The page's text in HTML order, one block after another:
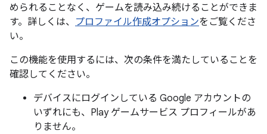
められることなく、ゲームを読み込み続けることができま
す。詳しくは、 プロファイル作成オプションをご覧くださ
い。
この機能を使用するには、次の条件を満たしていることを
確認してください。
デバイスにログインしている Google アカウントの
いずれにも、Play ゲームサービス プロフィールがあ
りません。